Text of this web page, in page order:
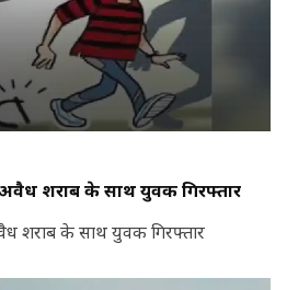
शराब के साथ युवक गिरफ्तार
शराब के साथ युवक गिरफ्तार